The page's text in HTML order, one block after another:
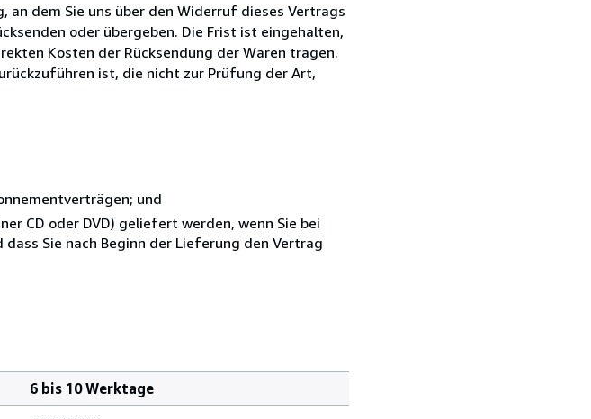
an dem Sie uns über den Widerruf dieses Vertrags
oder übergeben. Die Frist ist eingehalten,
Kosten der Rücksendung der Waren tragen.
ist, die nicht zur Prüfung der Art,
und
CD oder DVD) geliefert werden, wenn Sie bei
Sie nach Beginn der Lieferung den Vertrag
6 bis 10 Werktage